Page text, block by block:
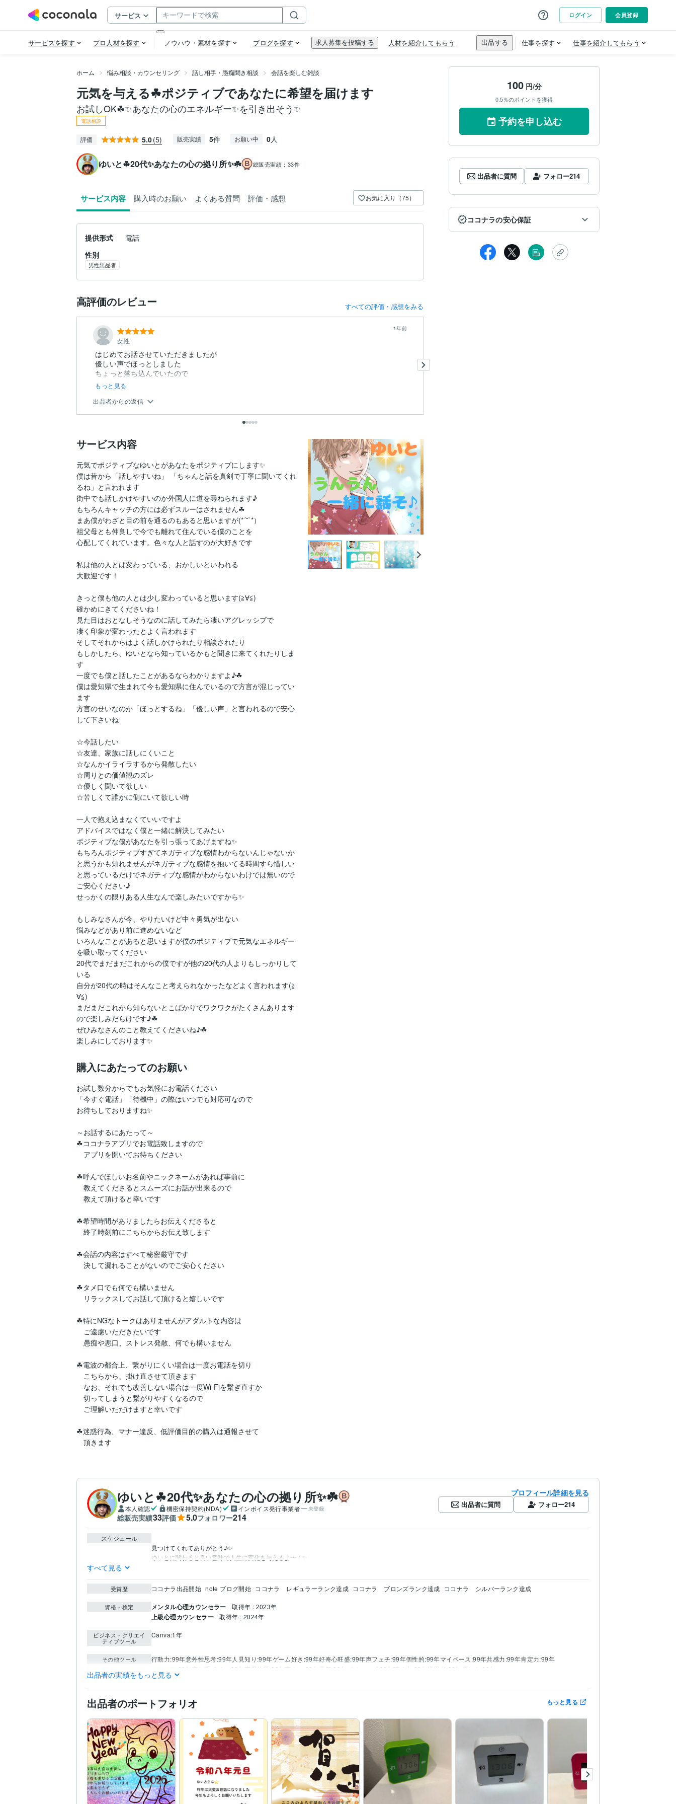
ホーム 悩み相談・カウンセリング 話し相手・愚痴聞き相談 会話を楽しむ雑談
元気を与える☘ポジティブであなたに希望を届けます
お試しOK☘✨あなたの心のエネルギー✨を引き出そう✨
電話相談
評価 5.0(5) 販売実績 5件 お願い中 0人
ゆいと☘20代✨あなたの心の拠り所✨☘️ 総販売実績： 33件
サービス内容 購入時のお願い よくある質問 評価・感想 お気に入り（75）
提供形式
電話
性別
男性出品者
高評価のレビュー すべての評価・感想をみる
女性
1年前
はじめてお話させていただきましたが
優しい声でほっとしました
ちょっと落ち込んでいたので
もっと見る
出品者からの返信
サービス内容
元気でポジティブなゆいとがあなたをポジティブにします✨
僕は昔から「話しやすいね」 「ちゃんと話を真剣で丁寧に聞いてくれ
るね」と言われます
街中でも話しかけやすいのか外国人に道を尋ねられます♪
もちろんキャッチの方には必ずスルーはされません☘
まあ僕がわざと目の前を通るのもあると思いますが(*´˘`*）
祖父母とも仲良しで今でも離れて住んでいる僕のことを
心配してくれています。色々な人と話すのが大好きです
私は他の人とは変わっている、おかしいといわれる
大歓迎です！
きっと僕も他の人とは少し変わっていると思います(≧∀≦)
確かめにきてくださいね！
見た目はおとなしそうなのに話してみたら凄いアグレッシブで
凄く印象が変わったとよく言われます
そしてそれからはよく話しかけられたり相談されたり
もしかしたら、ゆいとなら知っているかもと聞きに来てくれたりしま
す
一度でも僕と話したことがあるならわかりますよ♪☘
僕は愛知県で生まれて今も愛知県に住んでいるので方言が混じってい
ます
方言のせいなのか「ほっとするね」「優しい声」と言われるので安心
して下さいね
☆今話したい
☆友達、家族に話しにくいこと
☆なんかイライラするから発散したい
☆周りとの価値観のズレ
☆優しく聞いて欲しい
☆苦しくて誰かに側にいて欲しい時
一人で抱え込まなくていいですよ
アドバイスではなく僕と一緒に解決してみたい
ポジティブな僕があなたを引っ張ってあげますね✨
もちろんポジティブすぎてネガティブな感情わからないんじゃないか
と思うかも知れませんがネガティブな感情を抱いてる時間すら惜しい
と思っているだけでネガティブな感情がわからないわけでは無いので
ご安心ください♪
せっかくの限りある人生なんで楽しみたいですから✨
もしみなさんが今、やりたいけど中々勇気が出ない
悩みなどがあり前に進めないなど
いろんなことがあると思いますが僕のポジティブで元気なエネルギー
を吸い取ってください
20代でまだまだこれからの僕ですが他の20代の人よりもしっかりして
いる
自分が20代の時はそんなこと考えられなかったなどよく言われます(≧
∀≦)
まだまだこれから知らないとこばかりでワクワクがたくさんあります
ので楽しみだらけです♪☘
ぜひみなさんのこと教えてくださいね♪☘
楽しみにしております✨
購入にあたってのお願い
お試し数分からでもお気軽にお電話ください
「今すぐ電話」「待機中」の際はいつでも対応可なので
お待ちしておりますね✨
～お話するにあたって～
☘ココナラアプリでお電話致しますので
アプリを開いてお待ちください
☘呼んでほしいお名前やニックネームがあれば事前に
教えてくださるとスムーズにお話が出来るので
教えて頂けると幸いです
☘希望時間がありましたらお伝えくださると
終了時刻前にこちらからお伝え致します
☘会話の内容はすべて秘密厳守です
決して漏れることがないのでご安心ください
☘タメ口でも何でも構いません
リラックスしてお話して頂けると嬉しいです
☘特にNGなトークはありませんがアダルトな内容は
ご遠慮いただきたいです
愚痴や悪口、ストレス発散、何でも構いません
☘電波の都合上、繋がりにくい場合は一度お電話を切り
こちらから、掛け直させて頂きます
なお、それでも改善しない場合は一度Wi-Fiを繋ぎ直すか
切ってしまうと繋がりやすくなるので
ご理解いただけますと幸いです
☘迷惑行為、マナー違反、低評価目的の購入は通報させて
頂きます
100円/分
0.5％のポイントを獲得
予約を申し込む
出品者に質問 フォロー214
ココナラの安心保証
ゆいと☘20代✨あなたの心の拠り所✨☘️
本人確認 機密保持契約(NDA) インボイス発行事業者 未登録
総販売実績33評価 5.0フォロワー214
プロフィール詳細を見る
出品者に質問 フォロー214
スケジュール
見つけてくれてありがとう♪✨
すべて見る
受賞歴 ココナラ出品開始 note ブログ開始 ココナラ　レギュラーランク達成 ココナラ　ブロンズランク達成 ココナラ　シルバーランク達成
資格・検定 メンタル心理カウンセラー 取得年 : 2023年
上級心理カウンセラー 取得年 : 2024年
ビジネス・クリエイ
ティブツール
Canva:1年
その他ツール 行動力:99年意外性思考:99年人見知り:99年ゲーム好き:99年好奇心旺盛:99年声フェチ:99年個性的:99年マイペース:99年共感力:99年肯定力:99年
ユーモア:99年 癒し系ボイス:99年 恋愛体質:99年 爽やか:99年 元気:99年 ポジティブ:99年聴く力:99年 逆思考:99年 優しさ:99年
悩み相談・カウンセリング
出品者の実績をもっと見る
出品者のポートフォリオ もっと見る